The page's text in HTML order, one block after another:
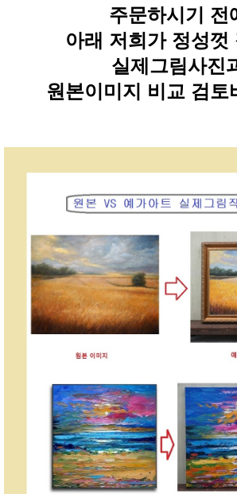
주문하시기 전
아래 저희가 정성껏
실제그림사진
원본이미지 비교 검토